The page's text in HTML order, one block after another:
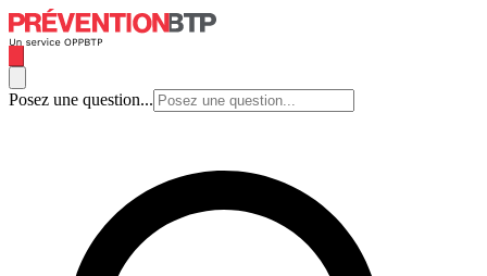
Posez une question...